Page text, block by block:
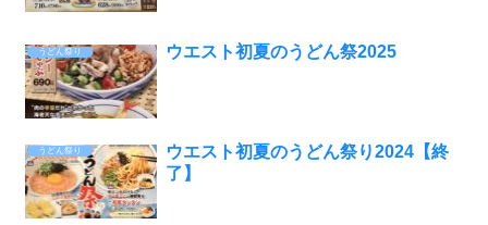
うどん祭り ウエスト初夏のうどん祭2025
うどん祭り
ウエスト初夏のうどん祭り2024【終
了】